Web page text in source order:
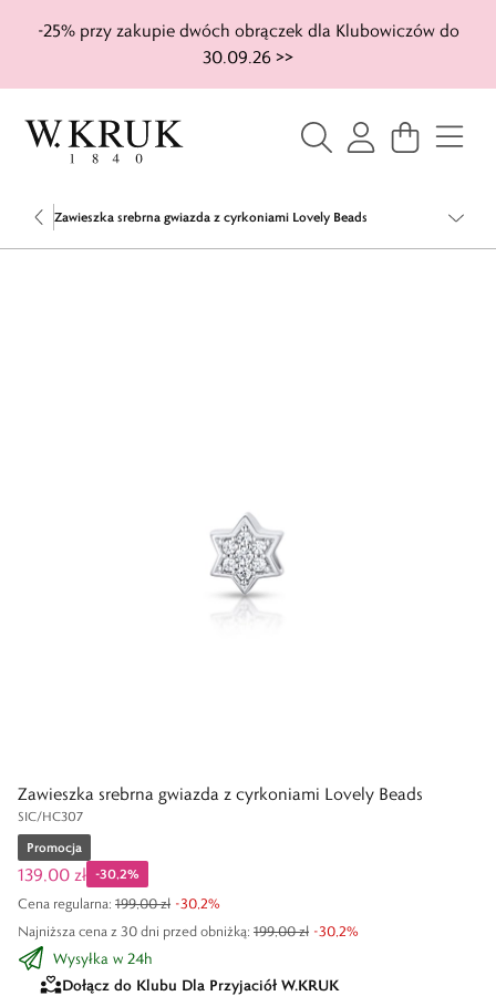
-25% przy zakupie dwóch obrączek dla Klubowiczów do
30.09.26 >>
Zawieszka srebrna gwiazda z cyrkoniami Lovely Beads
Zawieszka srebrna gwiazda z cyrkoniami Lovely Beads
SIC/HC307
Promocja
139,00 zł -30,2%
Najniższa cena z 30 dni przed obniżką: 199,00 zł -30,2%
Cena regularna: 199,00 zł -30,2%
Wysyłka w 24h
Dołącz do Klubu Dla Przyjaciół W.KRUK